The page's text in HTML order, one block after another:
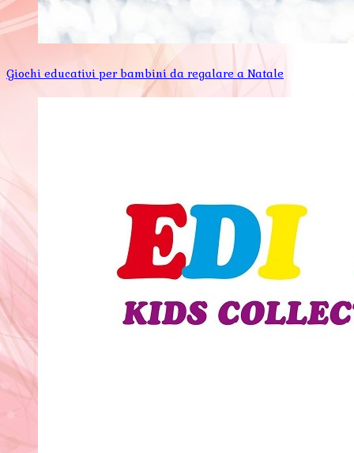
Giochi educativi per bambini da regalare a Natale